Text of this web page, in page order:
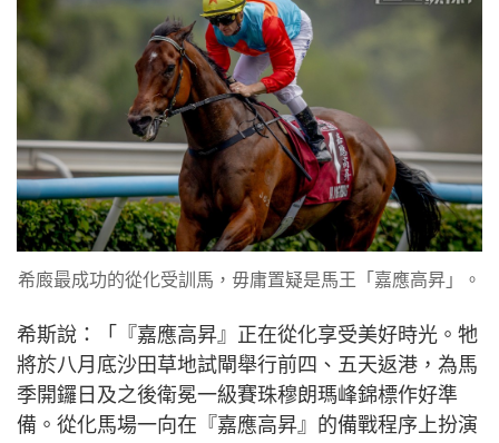
希廄最成功的從化受訓馬，毋庸置疑是馬王「嘉應高昇」。
希斯說：「『嘉應高昇』正在從化享受美好時光。牠
將於八月底沙田草地試閘舉行前四、五天返港，為馬
季開鑼日及之後衛冕一級賽珠穆朗瑪峰錦標作好準
備。從化馬場一向在『嘉應高昇』的備戰程序上扮演